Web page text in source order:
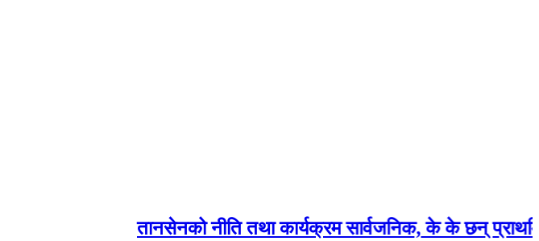
तानसेनको नीति तथा कार्यक्रम सार्वजनिक, के के छन् प्राथमिकतामा